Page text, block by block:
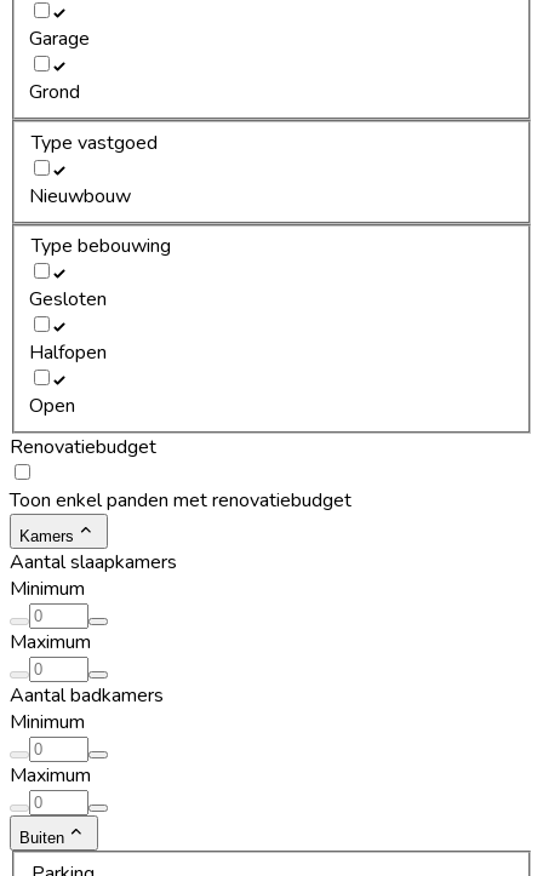
Garage
Grond
Type vastgoed
Nieuwbouw
Type bebouwing
Gesloten
Halfopen
Open
Renovatiebudget
Toon enkel panden met renovatiebudget
Kamers
Aantal slaapkamers
Minimum
Maximum
Aantal badkamers
Minimum
Maximum
Buiten